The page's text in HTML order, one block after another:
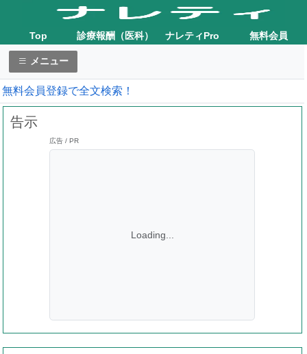
Top 診療報酬（医科） ナレティPro 無料会員
メニュー
無料会員登録で全文検索！
告示
広告 / PR
Loading...